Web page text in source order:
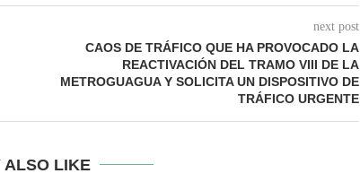
next post
CAOS DE TRÁFICO QUE HA PROVOCADO LA
REACTIVACIÓN DEL TRAMO VIII DE LA
METROGUAGUA Y SOLICITA UN DISPOSITIVO DE
TRÁFICO URGENTE
ALSO LIKE